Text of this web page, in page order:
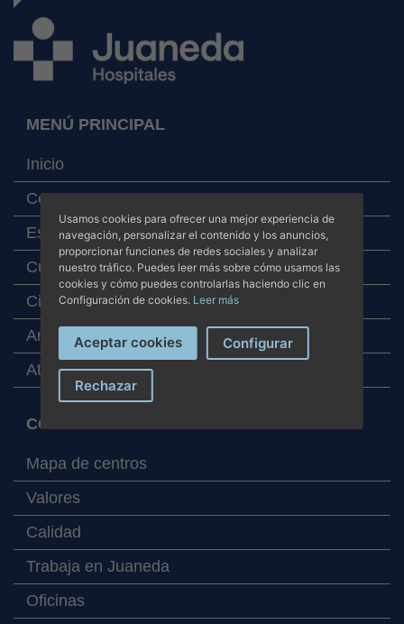
MENÚ PRINCIPAL
Inicio
Centros
Especialidades
Cuadro médico
Cita online
Analítica online
Atención al paciente
CORPORATIVO
Mapa de centros
Valores
Calidad
Trabaja en Juaneda
Oficinas
Usamos cookies para ofrecer una mejor experiencia de
navegación, personalizar el contenido y los anuncios,
proporcionar funciones de redes sociales y analizar
nuestro tráfico. Puedes leer más sobre cómo usamos las
cookies y cómo puedes controlarlas haciendo clic en
Configuración de cookies. Leer más
Aceptar cookies Configurar
Rechazar